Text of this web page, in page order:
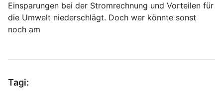
Einsparungen bei der Stromrechnung und Vorteilen für
die Umwelt niederschlägt. Doch wer könnte sonst
noch am
Tagi: